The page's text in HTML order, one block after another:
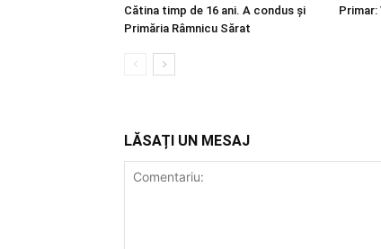
Cătina timp de 16 ani. A condus și
Primăria Râmnicu Sărat
LĂSAȚI UN MESAJ